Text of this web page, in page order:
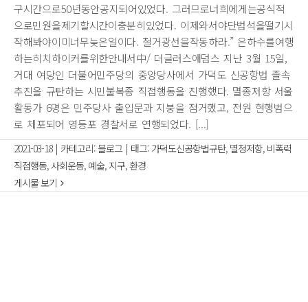
구시간으로50년동안공지되어있었다. 그러므로너희에게는공식적
으로민원을제기할시간이충분히있었다. 이제와서야단법석을떨기시
작해봐야이미너무늦은일이다. 철거광선을작동하라.” 은하수를여행
하는히치하이커를위한안내서中/ 더글러스애덤스 지난 3월 15일,
거대 여당인 더불어민주당의 중앙당사에서 가덕도 신공항법 졸속
추진을 규탄하는 시민불복종 직접행동을 진행했다. 멸종저항 서울
활동가 6명은 민주당사 출입문과 지붕을 점거했고, 전원 현행범으
로 체포되어 영등포 경찰서로 연행되었다. [...]
2021-03-18 | 카테고리:블로그 | 태그: 가덕도신공항법규탄, 멸정저항, 비폭력
직접행동,사회운동, 예술, 지구,환경
게시물 보기